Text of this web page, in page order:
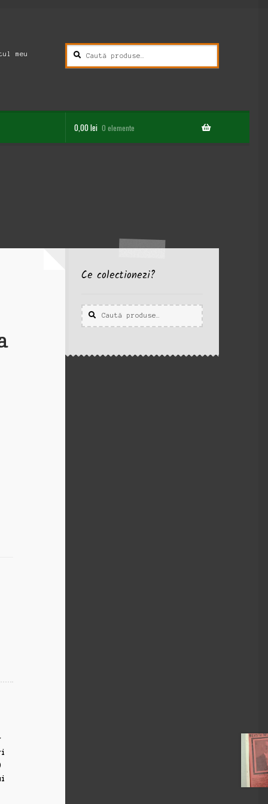
meu
Caută
după:
Caută
0,00lei 0 elemente
Ce colectionezi?
Caută
după:
Caută